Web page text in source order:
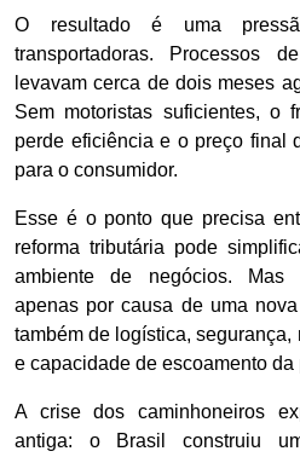
O resultado é uma
transportadoras. Processos
levavam cerca de dois meses
Sem motoristas suficientes, o
perde eficiência e o preço final
para o consumidor.
Esse é o ponto que precisa
reforma tributária pode
ambiente de negócios. Mas
apenas por causa de uma
também de logística, segurança,
e capacidade de escoamento da
A crise dos caminhoneiros
antiga: o Brasil construiu